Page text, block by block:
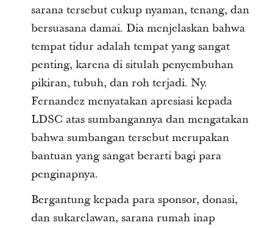
sarana tersebut cukup nyaman, tenang, dan
bersuasana damai. Dia menjelaskan bahwa
tempat tidur adalah tempat yang sangat
penting, karena di situlah penyembuhan
pikiran, tubuh, dan roh terjadi. Ny.
Fernandez menyatakan apresiasi kepada
LDSC atas sumbangannya dan mengatakan
bahwa sumbangan tersebut merupakan
bantuan yang sangat berarti bagi para
penginapnya.
Bergantung kepada para sponsor, donasi,
dan sukarelawan, sarana rumah inap